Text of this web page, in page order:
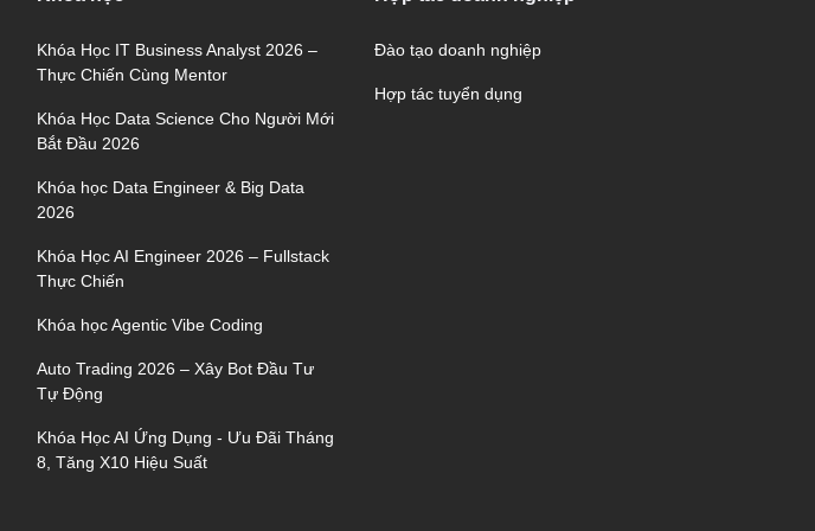
Khóa Học IT Business Analyst 2026 –
Thực Chiến Cùng Mentor
Khóa Học Data Science Cho Người Mới
Bắt Đầu 2026
Khóa học Data Engineer & Big Data
2026
Khóa Học AI Engineer 2026 – Fullstack
Thực Chiến
Khóa học Agentic Vibe Coding
Auto Trading 2026 – Xây Bot Đầu Tư
Tự Động
Khóa Học AI Ứng Dụng - Ưu Đãi Tháng
8, Tăng X10 Hiệu Suất
Đào tạo doanh nghiệp
Hợp tác tuyển dụng